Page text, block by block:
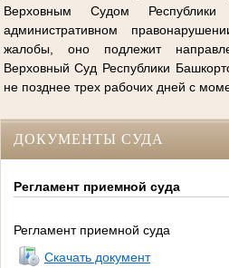
Верховным Судом
административном
жалобы, оно подлежит
Верховный Суд Республики
не позднее трех рабочих дней с
ДОКУМЕНТЫ СУДА
Регламент приемной суда
Регламент приемной суда
Скачать документ